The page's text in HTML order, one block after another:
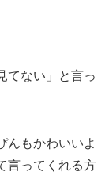
てない」と言っ
んもかわいいよ
言ってくれる方